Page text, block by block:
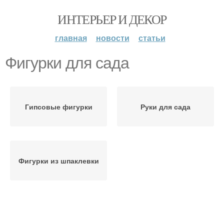
ИНТЕРЬЕР И ДЕКОР
главная новости статьи
Фигурки для сада
Гипсовые фигурки Руки для сада
Фигурки из шпаклевки